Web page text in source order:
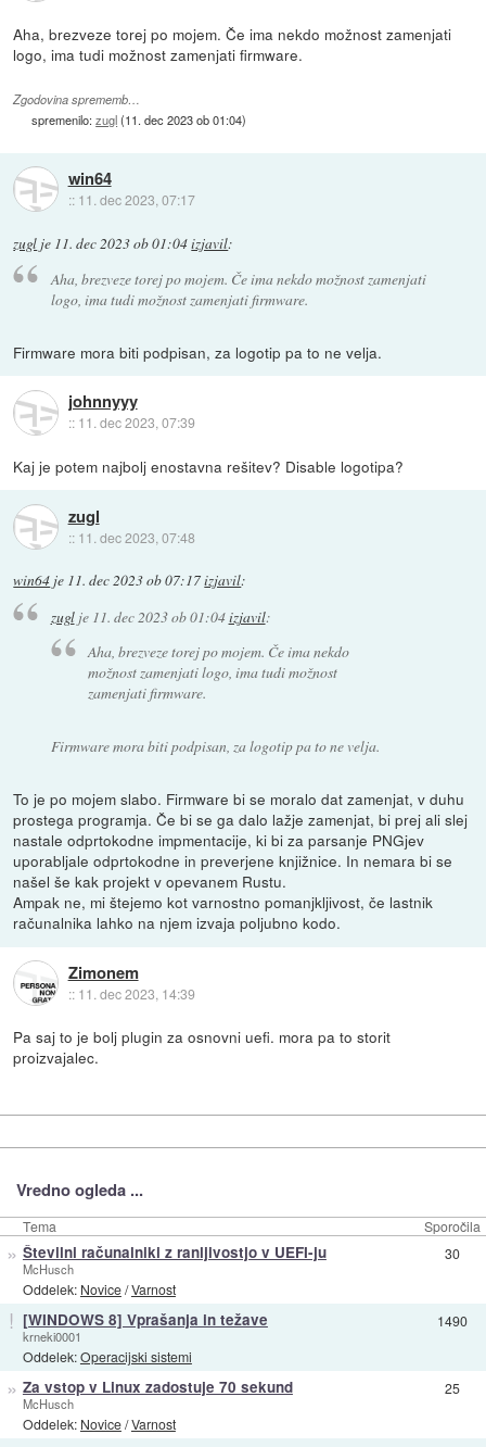
Aha, brezveze torej po mojem. Če ima nekdo možnost zamenjati
logo, ima tudi možnost zamenjati firmware.
Zgodovina sprememb…
spremenilo:zugl(11. dec 2023 ob 01:04)
win64
:: 11. dec 2023, 07:17
zugl je 11. dec 2023 ob 01:04izjavil:
Aha, brezveze torej po mojem. Če ima nekdo možnost zamenjati
logo, ima tudi možnost zamenjati firmware.
Firmware mora biti podpisan, za logotip pa to ne velja.
johnnyyy
:: 11. dec 2023, 07:39
Kaj je potem najbolj enostavna rešitev? Disable logotipa?
zugl
:: 11. dec 2023, 07:48
win64 je 11. dec 2023 ob 07:17izjavil:
zuglje 11. dec 2023 ob 01:04izjavil:
Aha, brezveze torej po mojem. Če ima nekdo
možnost zamenjati logo, ima tudi možnost
zamenjati firmware.
Firmware mora biti podpisan, za logotip pa to ne velja.
To je po mojem slabo. Firmware bi se moralo dat zamenjat, v duhu
prostega programja. Če bi se ga dalo lažje zamenjat, bi prej ali slej
nastale odprtokodne impmentacije, ki bi za parsanje PNGjev
uporabljale odprtokodne in preverjene knjižnice. In nemara bi se
našel še kak projekt v opevanem Rustu.
Ampak ne, mi štejemo kot varnostno pomanjkljivost, če lastnik
računalnika lahko na njem izvaja poljubno kodo.
Zimonem
:: 11. dec 2023, 14:39
Pa saj to je bolj plugin za osnovni uefi. mora pa to storit
proizvajalec.
Vredno ogleda ...
Tema Sporočila
» Številni računalniki z ranljivostjo v UEFI-ju
McHusch
Oddelek: Novice/Varnost
30
! [WINDOWS 8] Vprašanja in težave
krneki0001
Oddelek:Operacijski sistemi
1490
» Za vstop v Linux zadostuje 70 sekund
McHusch
Oddelek: Novice/Varnost
25